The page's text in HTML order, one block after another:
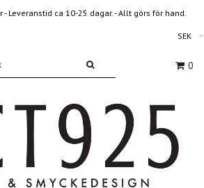
- Leveranstid ca 10-25 dagar. - Allt görs för hand.
SEK
0